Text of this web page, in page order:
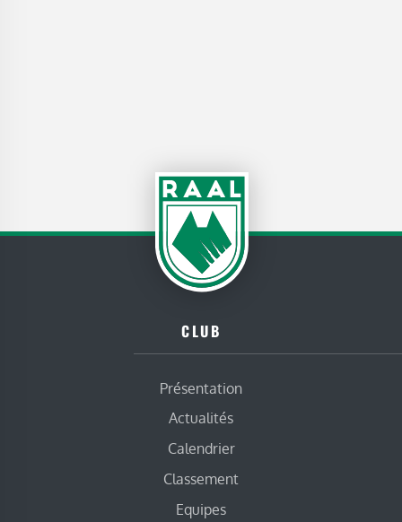
CLUB
Présentation
Actualités
Calendrier
Classement
Equipes